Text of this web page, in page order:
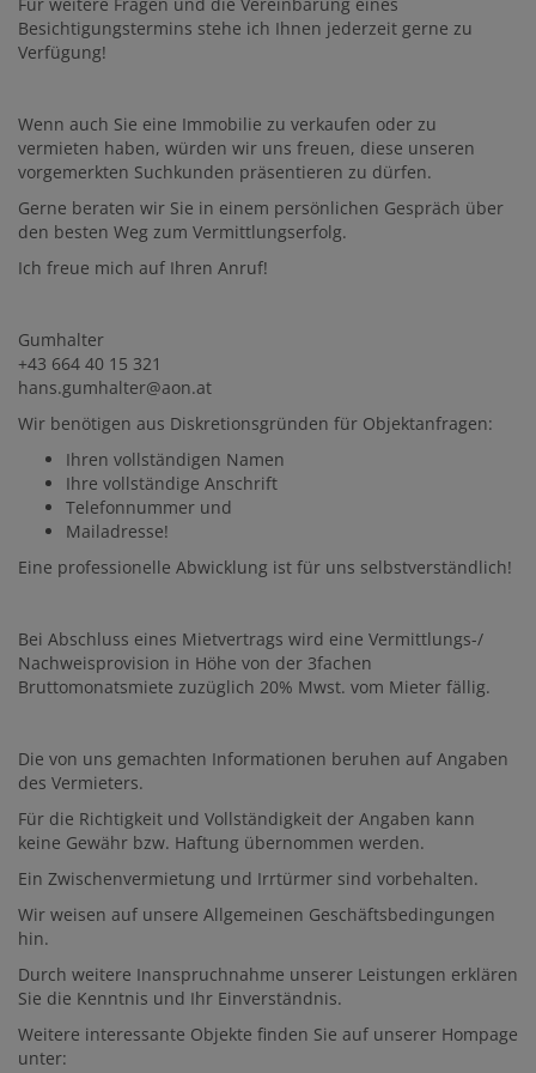
Besichtigungstermins stehe ich Ihnen jederzeit gerne zu
Verfügung!
Wenn auch Sie eine Immobilie zu verkaufen oder zu
vermieten haben, würden wir uns freuen, diese unseren
vorgemerkten Suchkunden präsentieren zu dürfen.
Gerne beraten wir Sie in einem persönlichen Gespräch über
den besten Weg zum Vermittlungserfolg.
Ich freue mich auf Ihren Anruf!
Gumhalter
+43 664 40 15 321
hans.gumhalter@aon.at
Wir benötigen aus Diskretionsgründen für Objektanfragen:
Ihren vollständigen Namen
Ihre vollständige Anschrift
Telefonnummer und
Mailadresse!
Eine professionelle Abwicklung ist für uns selbstverständlich!
Bei Abschluss eines Mietvertrags wird eine Vermittlungs-/
Nachweisprovision in Höhe von der 3fachen
Bruttomonatsmiete zuzüglich 20% Mwst. vom Mieter fällig.
Die von uns gemachten Informationen beruhen auf Angaben
des Vermieters.
Für die Richtigkeit und Vollständigkeit der Angaben kann
keine Gewähr bzw. Haftung übernommen werden.
Ein Zwischenvermietung und Irrtürmer sind vorbehalten.
Wir weisen auf unsere Allgemeinen Geschäftsbedingungen
hin.
Durch weitere Inanspruchnahme unserer Leistungen erklären
Sie die Kenntnis und Ihr Einverständnis.
Weitere interessante Objekte finden Sie auf unserer Hompage
unter: